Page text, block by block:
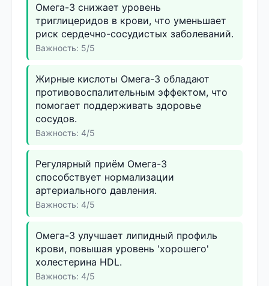
Омега-3 снижает уровень
триглицеридов в крови, что уменьшает
риск сердечно-сосудистых заболеваний.
Важность: 5/5
Жирные кислоты Омега-3 обладают
противовоспалительным эффектом, что
помогает поддерживать здоровье
сосудов.
Важность: 4/5
Регулярный приём Омега-3
способствует нормализации
артериального давления.
Важность: 4/5
Омега-3 улучшает липидный профиль
крови, повышая уровень 'хорошего'
холестерина HDL.
Важность: 4/5